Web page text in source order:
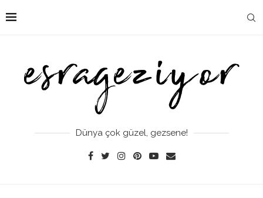
Dünya çok güzel, gezsene!